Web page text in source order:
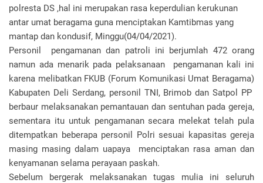
polresta DS ,hal ini merupakan rasa keperdulian kerukunan
antar umat beragama guna menciptakan Kamtibmas yang
mantap dan kondusif, Minggu(04/04/2021).
Personil pengamanan dan patroli ini berjumlah 472 orang
namun ada menarik pada pelaksanaan pengamanan kali ini
karena melibatkan FKUB (Forum Komunikasi Umat Beragama)
Kabupaten Deli Serdang, personil TNI, Brimob dan Satpol PP
berbaur melaksanakan pemantauan dan sentuhan pada gereja,
sementara itu untuk pengamanan secara melekat telah pula
ditempatkan beberapa personil Polri sesuai kapasitas gereja
masing masing dalam uapaya menciptakan rasa aman dan
kenyamanan selama perayaan paskah.
Sebelum bergerak melaksanakan tugas mulia ini seluruh